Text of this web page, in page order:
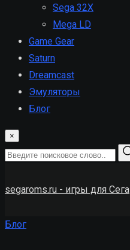
Sega 32X
Mega LD
Game Gear
Saturn
Dreamcast
Эмуляторы
Блог
×
segaroms.ru - игры для Сега
Блог